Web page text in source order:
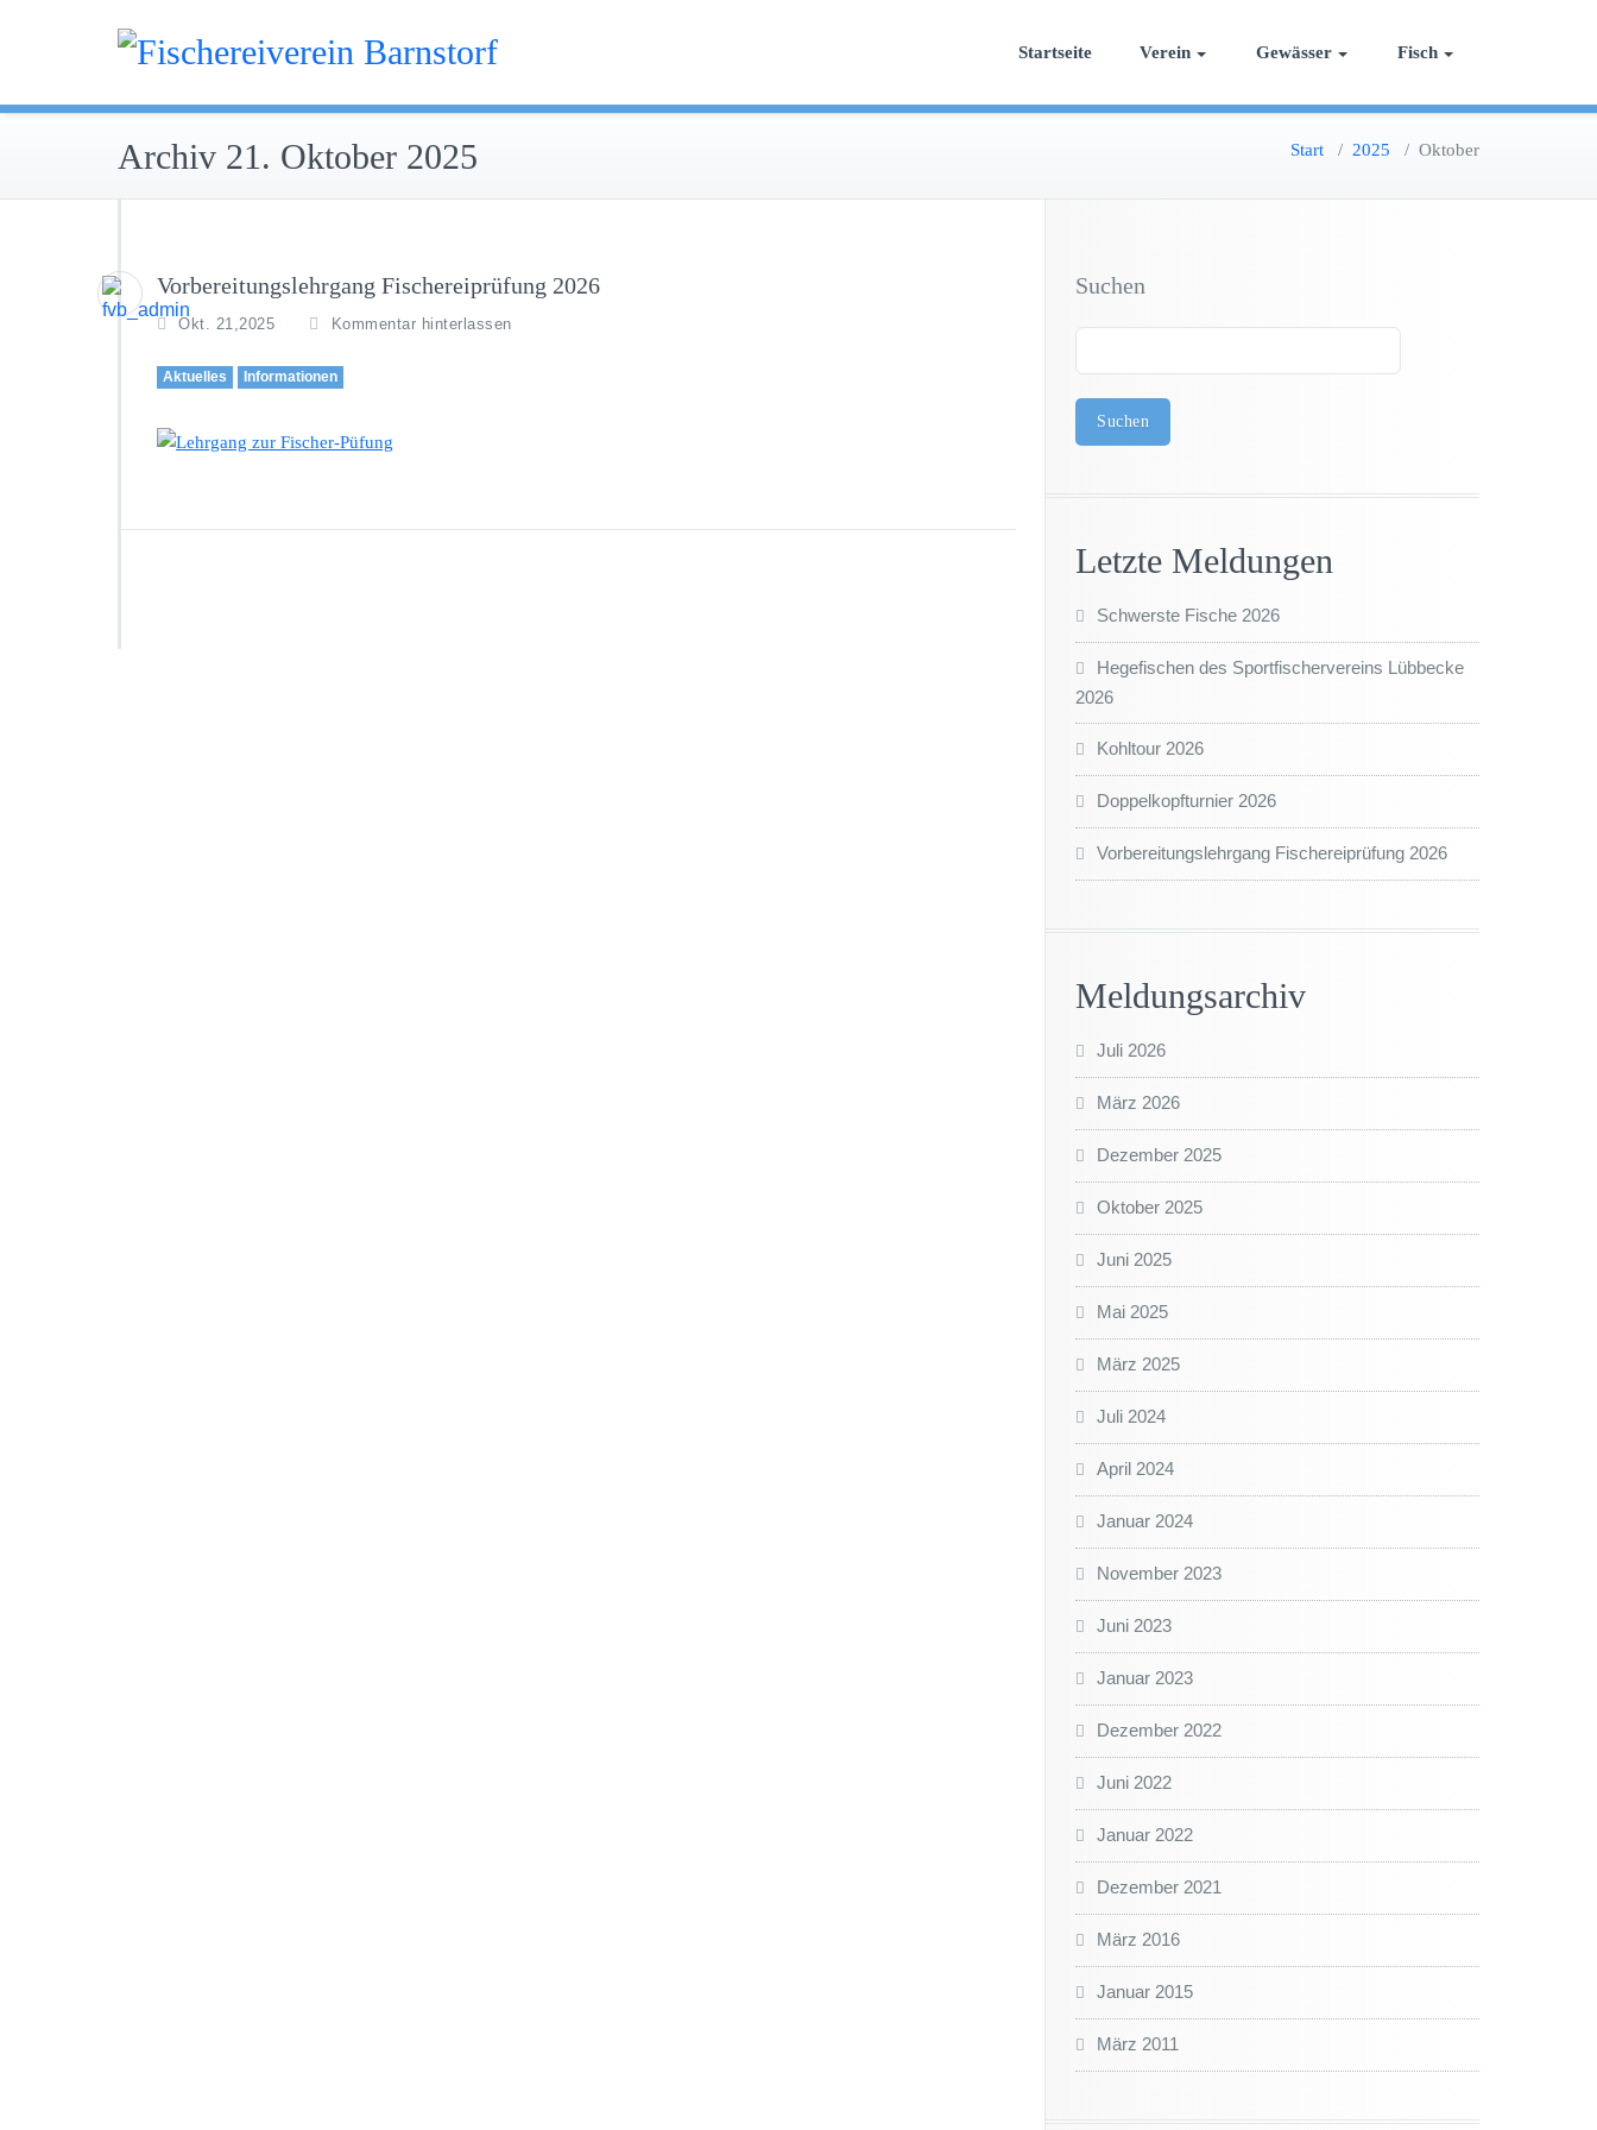
Fischereiverein Barnstorf Startseite Verein Gewässer Fisch
Archiv 21. Oktober 2025 Start / 2025 / Oktober
Vorbereitungslehrgang Fischereiprüfung 2026
Okt. 21,2025 Kommentar hinterlassen
Aktuelles Informationen
Suchen
Suchen
Letzte Meldungen
Schwerste Fische 2026
Hegefischen des Sportfischervereins Lübbecke
2026
Kohltour 2026
Doppelkopfturnier 2026
Vorbereitungslehrgang Fischereiprüfung 2026
Meldungsarchiv
Juli 2026
März 2026
Dezember 2025
Oktober 2025
Juni 2025
Mai 2025
März 2025
Juli 2024
April 2024
Januar 2024
November 2023
Juni 2023
Januar 2023
Dezember 2022
Juni 2022
Januar 2022
Dezember 2021
März 2016
Januar 2015
März 2011